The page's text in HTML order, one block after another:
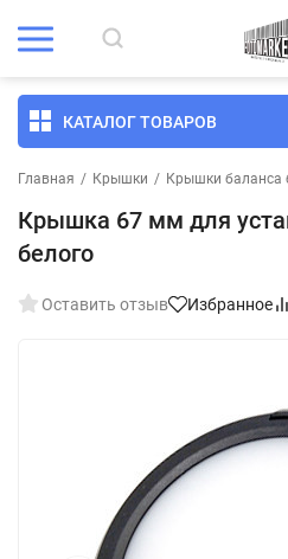
КАТАЛОГ ТОВАРОВ
Главная / Крышки / Крышки баланса
Крышка 67 мм для
белого
Оставить отзыв Избранное